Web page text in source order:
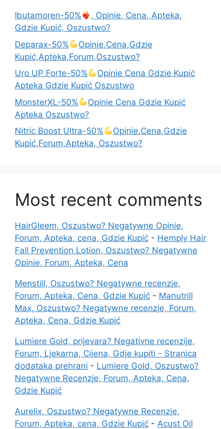
Ibutamoren-50%
, Opinie, Cena, Apteka,
Gdzie Kupić, Oszustwo?
Deparax-50%
Opinie,Cena,Gdzie
Kupić,Apteka,Forum,Oszustwo?
Uro UP Forte-50%
Opinie Cena Gdzie Kupić
Apteka Gdzie Kupić Oszustwo
MonsterXL-50%
Opinie Cena Gdzie Kupić
Apteka Oszustwo?
Nitric Boost Ultra-50%
Opinie,Cena,Gdzie
Kupić,Forum,Apteka, Oszustwo?
Most recent comments
HairGleem, Oszustwo? Negatywne Opinie,
Forum, Apteka, cena, Gdzie Kupić - Hemply Hair
Fall Prevention Lotion, Oszustwo? Negatywne
Opinie, Forum, Apteka, Cena
Menstill, Oszustwo? Negatywne recenzje,
Forum, Apteka, Cena, Gdzie Kupić - Manutrill
Max, Oszustwo? Negatywne recenzje, Forum,
Apteka, Cena, Gdzie Kupić
Lumiere Gold, prijevara? Negativne recenzije,
Forum, Ljekarna, Cijena, Gdje kupiti - Stranica
dodataka prehrani - Lumiere Gold, Oszustwo?
Negatywne Recenzje, Forum, Apteka, Cena,
Gdzie Kupić
Aurelix, Oszustwo? Negatywne Recenzje,
Forum, Apteka, cena, Gdzie Kupić - Acust Oil